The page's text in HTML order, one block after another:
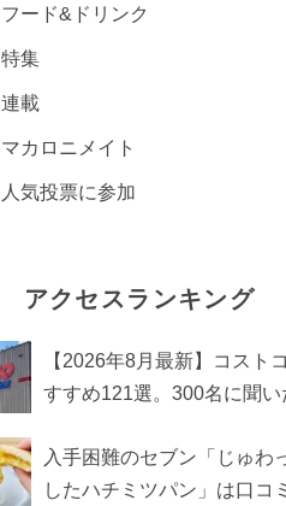
フード&ドリンク
特集
連載
マカロニメイト
人気投票に参加
アクセスランキング
【2026年8月最新】コスト
すすめ121選。300名に聞い
め商品も
入手困難のセブン「じゅわ
したハチミツパン」は口コ